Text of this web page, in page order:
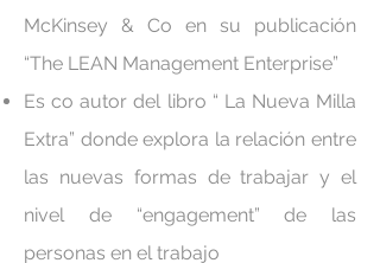
McKinsey & Co en su publicación
“The LEAN Management Enterprise”
Es co autor del libro “ La Nueva Milla
Extra” donde explora la relación entre
las nuevas formas de trabajar y el
nivel de “engagement” de las
personas en el trabajo